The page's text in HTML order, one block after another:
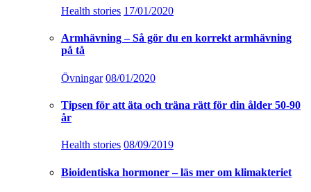
Health stories 17/01/2020
Armhävning – Så gör du en korrekt armhävning
på tå
Övningar 08/01/2020
Tipsen för att äta och träna rätt för din ålder 50-90
år
Health stories 08/09/2019
Bioidentiska hormoner – läs mer om klimakteriet